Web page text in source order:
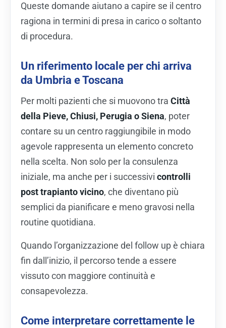
Queste domande aiutano a capire se il centro
ragiona in termini di presa in carico o soltanto
di procedura.
Un riferimento locale per chi arriva
da Umbria e Toscana
Per molti pazienti che si muovono tra Città
della Pieve, Chiusi, Perugia o Siena, poter
contare su un centro raggiungibile in modo
agevole rappresenta un elemento concreto
nella scelta. Non solo per la consulenza
iniziale, ma anche per i successivi controlli
post trapianto vicino, che diventano più
semplici da pianificare e meno gravosi nella
routine quotidiana.
Quando l’organizzazione del follow up è chiara
fin dall’inizio, il percorso tende a essere
vissuto con maggiore continuità e
consapevolezza.
Come interpretare correttamente le